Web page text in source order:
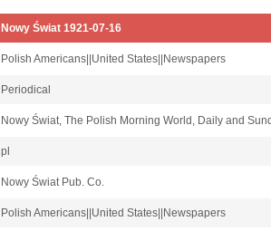
Nowy Świat 1921-07-16
Polish Americans||United States||Newspapers
Periodical
Nowy Świat, The Polish Morning World, Daily and
pl
Nowy Świat Pub. Co.
Polish Americans||United States||Newspapers